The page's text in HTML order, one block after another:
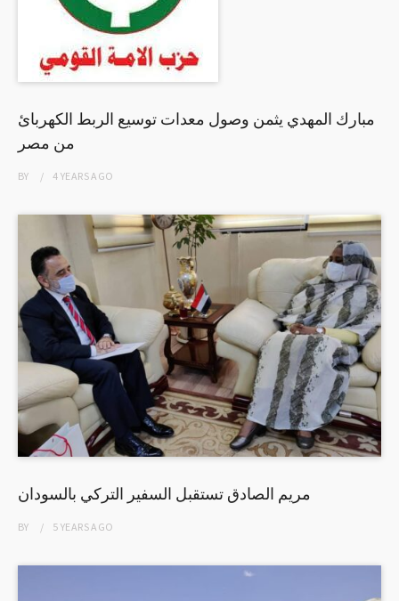
مبارك المهدي يثمن وصول معدات توسيع الربط الكهربائ
من مصر
BY 4 YEARSAGO
مريم الصادق تستقبل السفير التركي بالسودان
BY 5 YEARSAGO